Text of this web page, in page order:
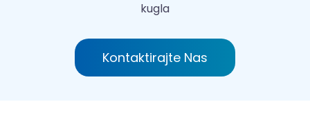
kugla
Kontaktirajte Nas